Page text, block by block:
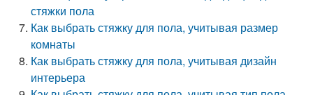
стяжки пола
Как выбрать стяжку для пола, учитывая размер
комнаты
Как выбрать стяжку для пола, учитывая дизайн
интерьера